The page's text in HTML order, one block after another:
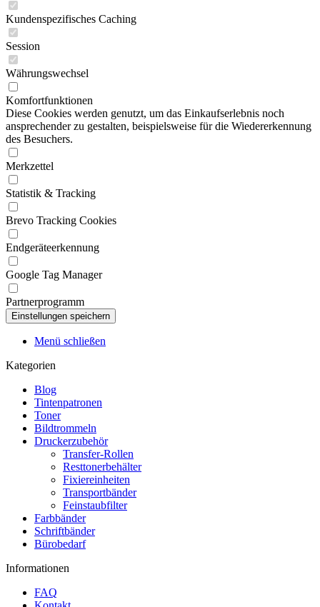
Kundenspezifisches Caching
Session
Währungswechsel
Komfortfunktionen
Diese Cookies werden genutzt, um das Einkaufserlebnis noch
ansprechender zu gestalten, beispielsweise für die Wiedererkennung
des Besuchers.
Merkzettel
Statistik & Tracking
Brevo Tracking Cookies
Endgeräteerkennung
Google Tag Manager
Partnerprogramm
Menü schließen
Kategorien
Blog
Tintenpatronen
Toner
Bildtrommeln
Druckerzubehör
Transfer-Rollen
Resttonerbehälter
Fixiereinheiten
Transportbänder
Feinstaubfilter
Farbbänder
Schriftbänder
Bürobedarf
Informationen
FAQ